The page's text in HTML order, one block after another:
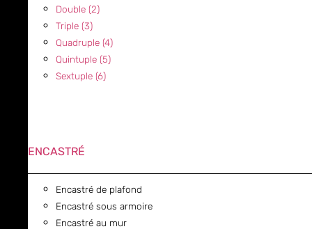
Double (2)
Triple (3)
Quadruple (4)
Quintuple (5)
Sextuple (6)
ENCASTRÉ
Encastré de plafond
Encastré sous armoire
Encastré au mur